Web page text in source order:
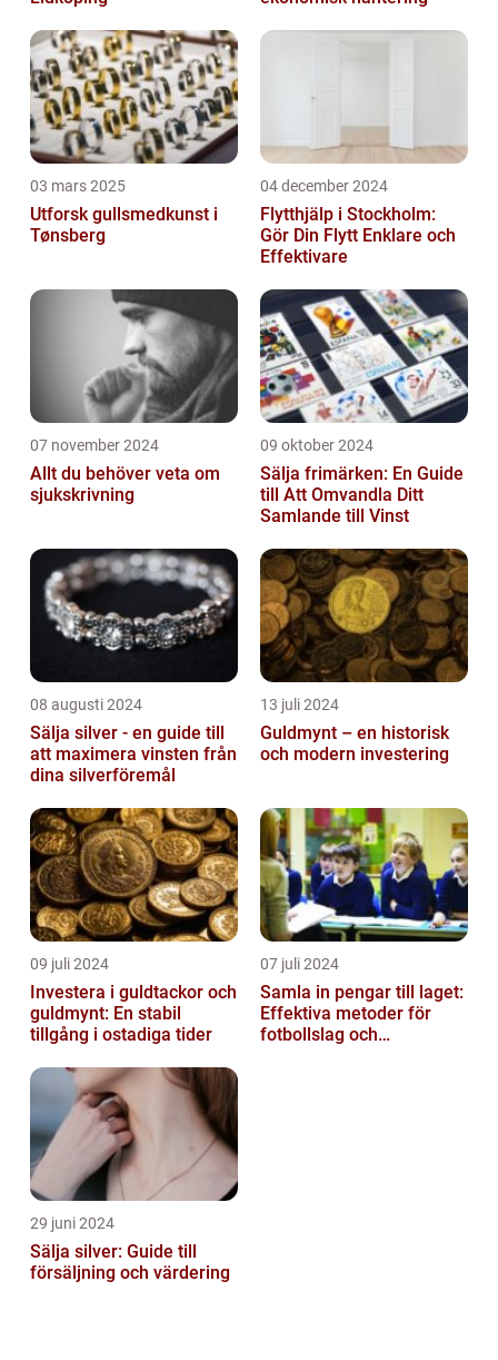
03 mars 2025
Utforsk gullsmedkunst i
Tønsberg
04 december 2024
Flytthjälp i Stockholm:
Gör Din Flytt Enklare och
Effektivare
07 november 2024
Allt du behöver veta om
sjukskrivning
09 oktober 2024
Sälja frimärken: En Guide
till Att Omvandla Ditt
Samlande till Vinst
08 augusti 2024
Sälja silver - en guide till
att maximera vinsten från
dina silverföremål
13 juli 2024
Guldmynt – en historisk
och modern investering
09 juli 2024
Investera i guldtackor och
guldmynt: En stabil
tillgång i ostadiga tider
07 juli 2024
Samla in pengar till laget:
Effektiva metoder för
fotbollslag och
29 juni 2024
Sälja silver: Guide till
försäljning och värdering